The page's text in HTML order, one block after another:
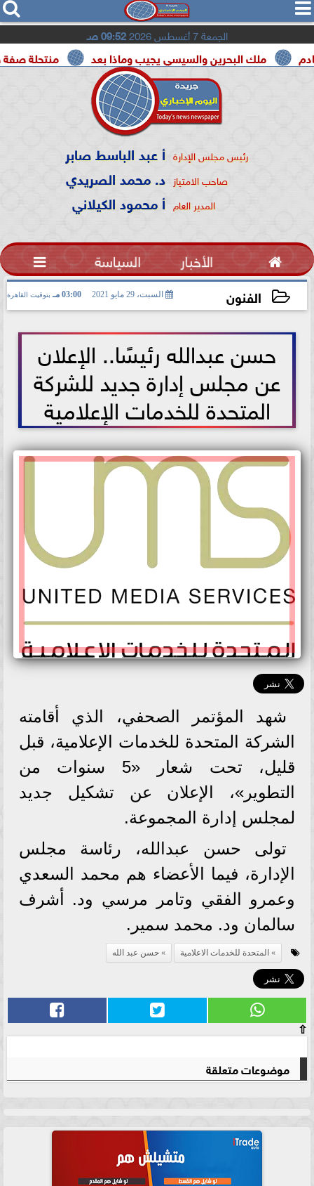
  
الجمعة 7 أغسطس 2026 09:52 صـ
منتحلة صفة صحفية ملك البحرين والسيسي يجيب وماذا بعد
رئيس مجلس الإدارة أ عبد الباسط صابر
صاحب الامتياز د. محمد الصريدي
المدير العام أ محمود الكيلاني
 الأخبار السياسة 
الفنون السبت، 29 مايو 2021 03:00 مـ بتوقيت القاهرة
حسن عبدالله رئيسًا.. الإعلان
عن مجلس إدارة جديد للشركة
المتحدة للخدمات الإعلامية
شهد المؤتمر الصحفي، الذي أقامته
الشركة المتحدة للخدمات الإعلامية، قبل
قليل، تحت شعار «5 سنوات من
التطوير»، الإعلان عن تشكيل جديد
لمجلس إدارة المجموعة.
تولى حسن عبدالله، رئاسة مجلس
الإدارة، فيما الأعضاء هم محمد السعدي
وعمرو الفقي وتامر مرسي ود. أشرف
سالمان ود. محمد سمير.
المتحدة للخدمات الاعلامية حسن عبد الله
⇧
موضوعات متعلقة